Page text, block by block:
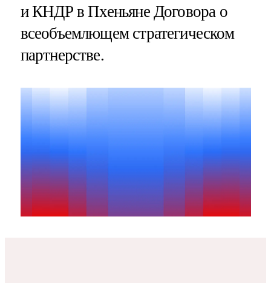
и КНДР в Пхеньяне Договора о
всеобъемлющем стратегическом
партнерстве.